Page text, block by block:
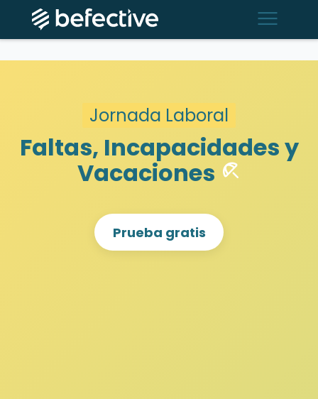
menu
Jornada Laboral
Faltas, Incapacidades y
Vacaciones beach_access
Prueba gratis